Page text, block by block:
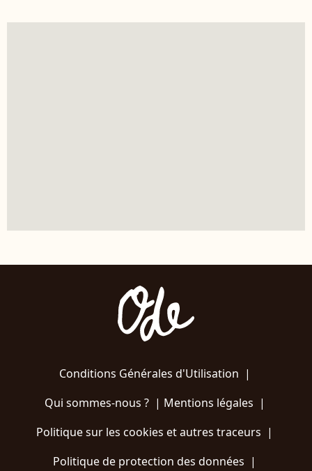
Conditions Générales d'Utilisation |
Qui sommes-nous ?| Mentions légales |
Politique sur les cookies et autres traceurs |
Politique de protection des données |